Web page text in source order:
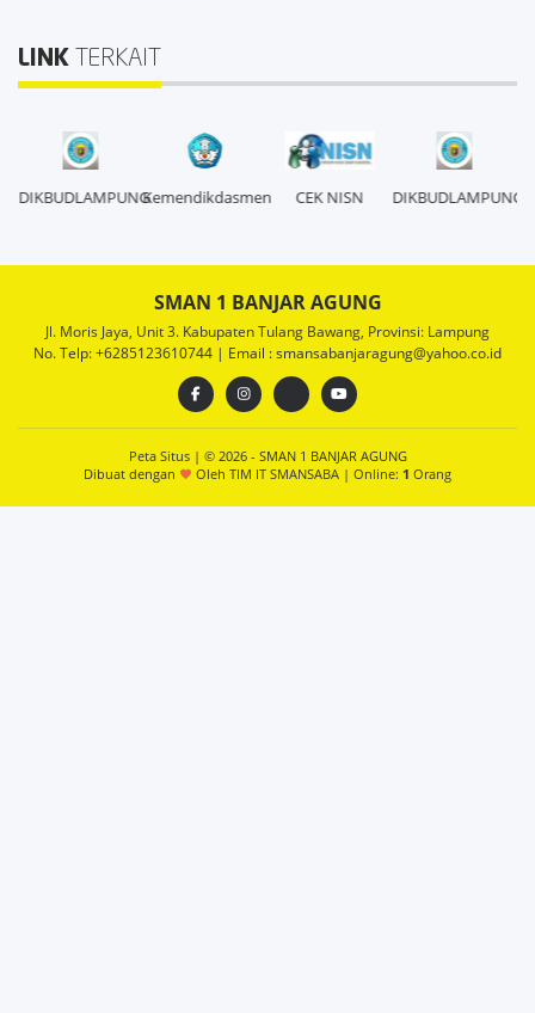
LINK TERKAIT
DIKBUDLAMPUNGKemendikdasmen CEK NISN DIKBUDLAMPUNG
SMAN 1 BANJAR AGUNG
Jl. Moris Jaya, Unit 3. Kabupaten Tulang Bawang, Provinsi: Lampung
No. Telp: +6285123610744 | Email : smansabanjaragung@yahoo.co.id
Peta Situs | © 2026 - SMAN 1 BANJAR AGUNG
Dibuat dengan
Oleh TIM IT SMANSABA | Online: 1 Orang